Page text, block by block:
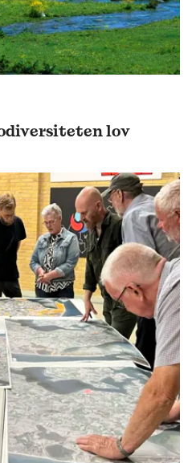
lov